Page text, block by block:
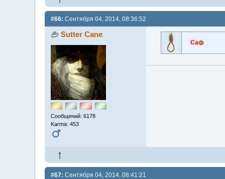
#66: Сентября 04, 2014, 08:36:52
Sutter Cane
Сообщений: 6178
Karma: 453
Саф
#67: Сентября 04, 2014, 08:41:21